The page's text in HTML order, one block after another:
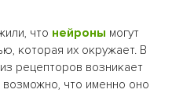
что нейроны могут
которая их окружает. В
рецепторов возникает
что именно оно